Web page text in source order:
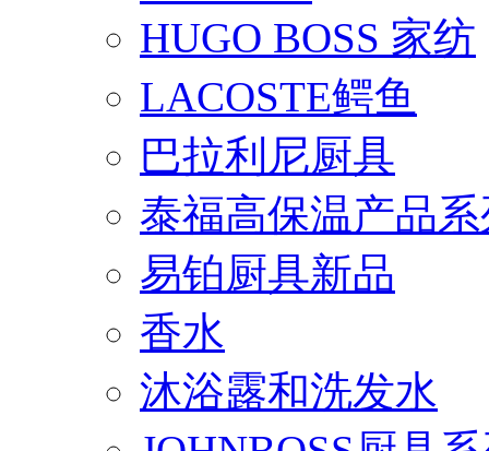
HUGO BOSS 家纺
LACOSTE鳄鱼
巴拉利尼厨具
泰福高保温产品
易铂厨具新品
香水
沐浴露和洗发水